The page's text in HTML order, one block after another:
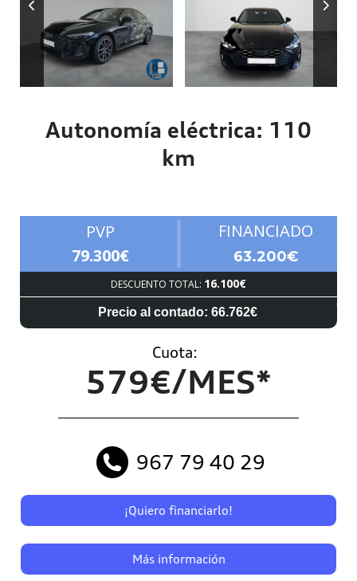
Autonomía eléctrica: 110
km
PVP
79.300€
FINANCIADO
63.200€
DESCUENTO TOTAL: 16.100€
Precio al contado: 66.762€
Cuota:
579€/MES*
967 79 40 29
¡Quiero financiarlo!
Más información